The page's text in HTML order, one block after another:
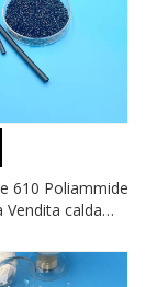
610 Poliammide
Vendita calda
con buona
all'usura